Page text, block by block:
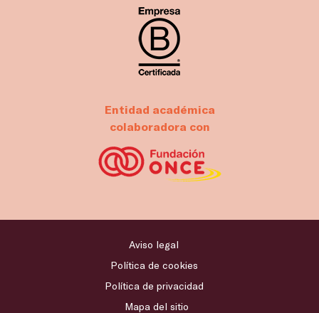
Entidad académica
colaboradora con
Aviso legal
Política de cookies
Política de privacidad
Mapa del sitio